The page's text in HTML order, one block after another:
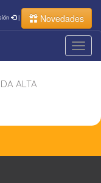
| Novedades
ALTA